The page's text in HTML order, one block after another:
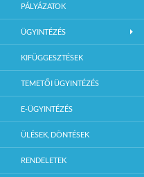
PÁLYÁZATOK
ÜGYINTÉZÉS
KIFÜGGESZTÉSEK
TEMETŐI ÜGYINTÉZÉS
E-ÜGYINTÉZÉS
ÜLÉSEK, DÖNTÉSEK
RENDELETEK